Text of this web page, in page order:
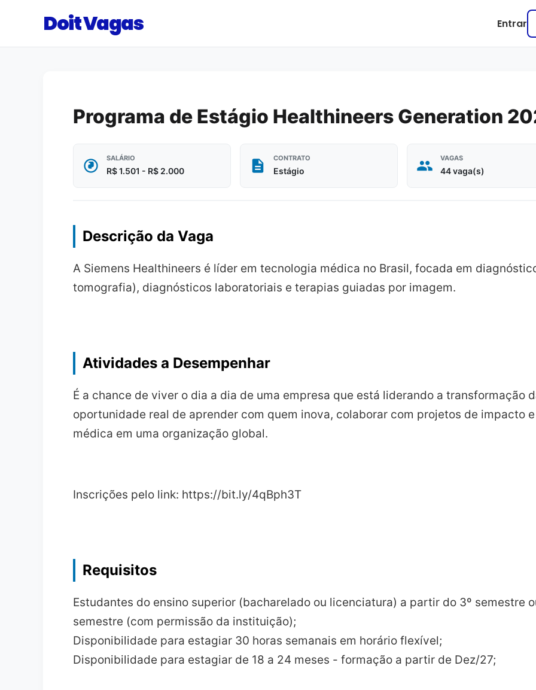
Doit Vagas Entrar
Programa de Estágio Healthineers Generation
SALÁRIO
R$ 1.501 - R$ 2.000
CONTRATO
Estágio
VAGAS
44 vaga(s)
Descrição da Vaga
A Siemens Healthineers é líder em tecnologia médica no Brasil, focada em
tomografia), diagnósticos laboratoriais e terapias guiadas por imagem.
Atividades a Desempenhar
É a chance de viver o dia a dia de uma empresa que está liderando a transformação
oportunidade real de aprender com quem inova, colaborar com projetos de impacto
médica em uma organização global.
Inscrições pelo link: https://bit.ly/4qBph3T
Requisitos
Estudantes do ensino superior (bacharelado ou licenciatura) a partir do 3º semestre
semestre (com permissão da instituição);
Disponibilidade para estagiar 30 horas semanais em horário flexível;
Disponibilidade para estagiar de 18 a 24 meses - formação a partir de Dez/27;